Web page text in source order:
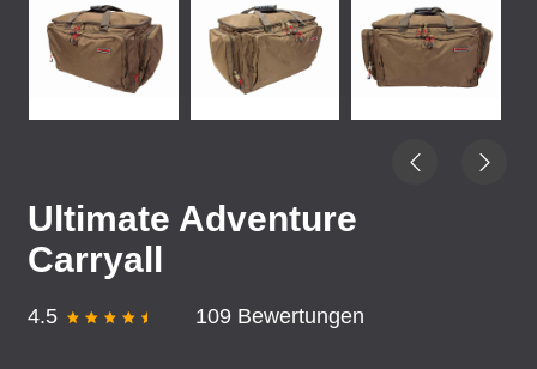
Ultimate Adventure
Carryall
4.5 109 Bewertungen